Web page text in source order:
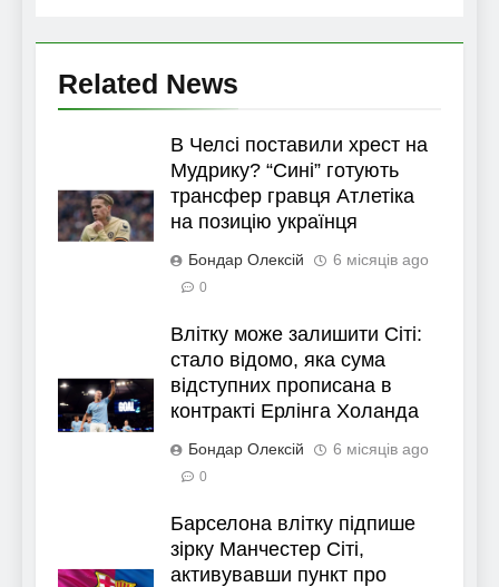
Related News
В Челсі поставили хрест на
Мудрику? “Сині” готують
трансфер гравця Атлетіка
на позицію українця
Бондар Олексій 6 місяців ago
0
Влітку може залишити Сіті:
стало відомо, яка сума
відступних прописана в
контракті Ерлінга Холанда
Бондар Олексій 6 місяців ago
0
Барселона влітку підпише
зірку Манчестер Сіті,
активувавши пункт про